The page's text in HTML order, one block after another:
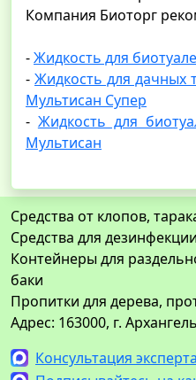
Компания Биоторг
-Жидкость для
- Жидкость для дачных
Мультисан Супер
- Жидкость для
Мультисан
Средства от клопов,
Средства для
Контейнеры для
баки
Пропитки для дерева,
Адрес: 163000, г.
Консультация